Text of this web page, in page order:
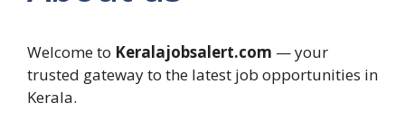
Welcome to Keralajobsalert.com — your
trusted gateway to the latest job opportunities in
Kerala.